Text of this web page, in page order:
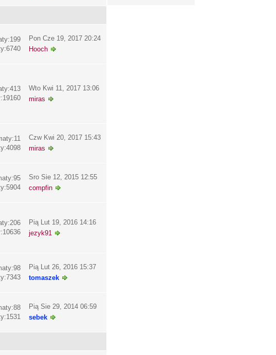
Pon Cze 19, 2017 20:24
Hooch
Wto Kwi 11, 2017 13:06
miras
Czw Kwi 20, 2017 15:43
miras
Sro Sie 12, 2015 12:55
compfin
Pią Lut 19, 2016 14:16
jezyk91
Pią Lut 26, 2016 15:37
tomaszek
Pią Sie 29, 2014 06:59
sebek